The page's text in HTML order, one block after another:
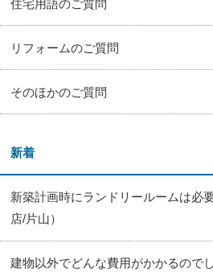
住宅用語のご質問
リフォームのご質問
そのほかのご質問
新着
新築計画時にランドリールームは
店/片山）
建物以外でどんな費用がかかるので